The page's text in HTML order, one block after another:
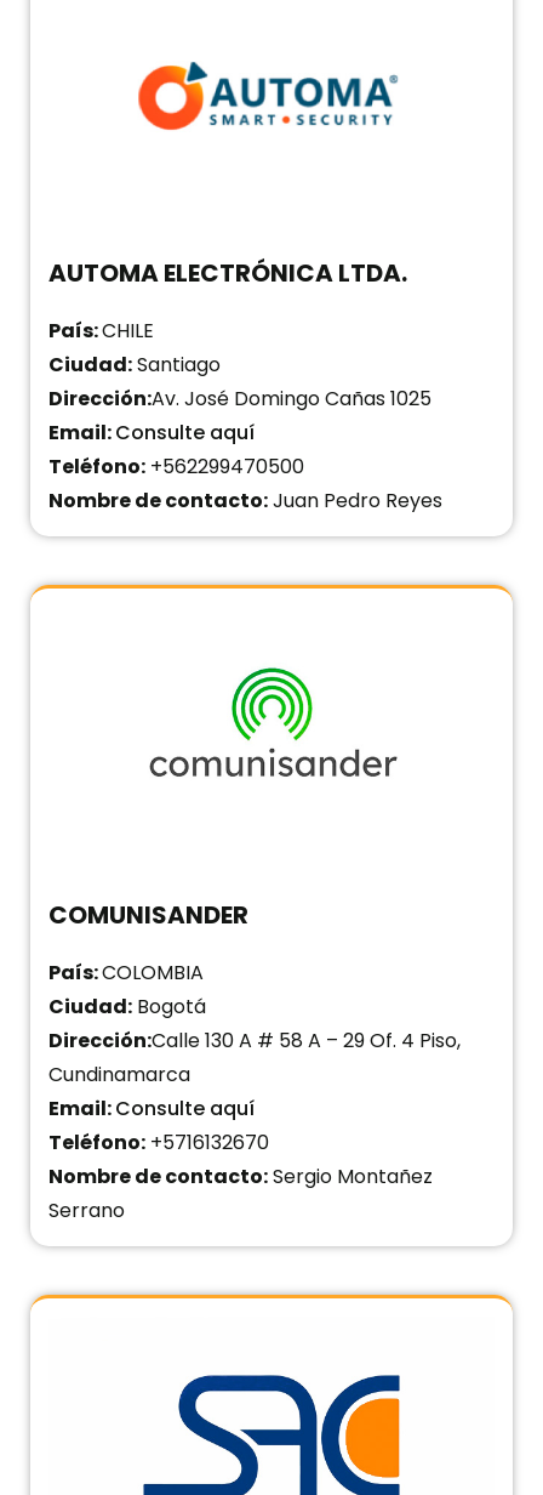
AUTOMA ELECTRÓNICA LTDA.
País:CHILE
Ciudad:Santiago
Dirección:Av. José Domingo Cañas 1025
Email:Consulte aquí
Teléfono: +562299470500
Nombre de contacto:Juan Pedro Reyes
COMUNISANDER
País:COLOMBIA
Ciudad: Bogotá
Dirección:Calle 130 A # 58 A – 29 Of. 4 Piso,
Cundinamarca
Email:Consulte aquí
Teléfono: +5716132670
Nombre de contacto:Sergio Montañez
Serrano